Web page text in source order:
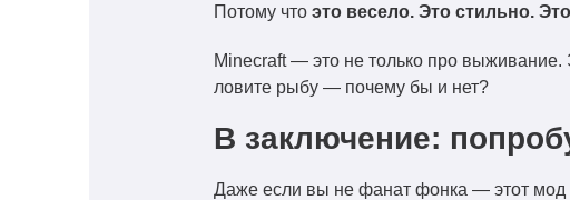
Потому что это весело. Это стильно.
Minecraft — это не только про выживание.
ловите рыбу — почему бы и нет?
В заключение:
Даже если вы не фанат фонка — этот мод